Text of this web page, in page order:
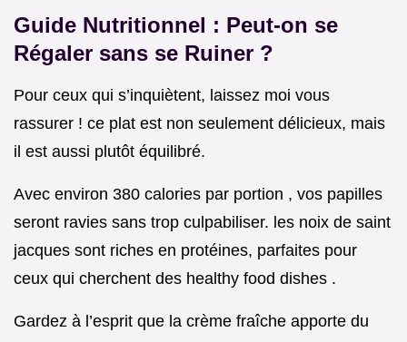
Guide Nutritionnel : Peut-on se
Régaler sans se Ruiner ?
Pour ceux qui s’inquiètent, laissez moi vous
rassurer ! ce plat est non seulement délicieux, mais
il est aussi plutôt équilibré.
Avec environ 380 calories par portion , vos papilles
seront ravies sans trop culpabiliser. les noix de saint
jacques sont riches en protéines, parfaites pour
ceux qui cherchent des healthy food dishes .
Gardez à l’esprit que la crème fraîche apporte du